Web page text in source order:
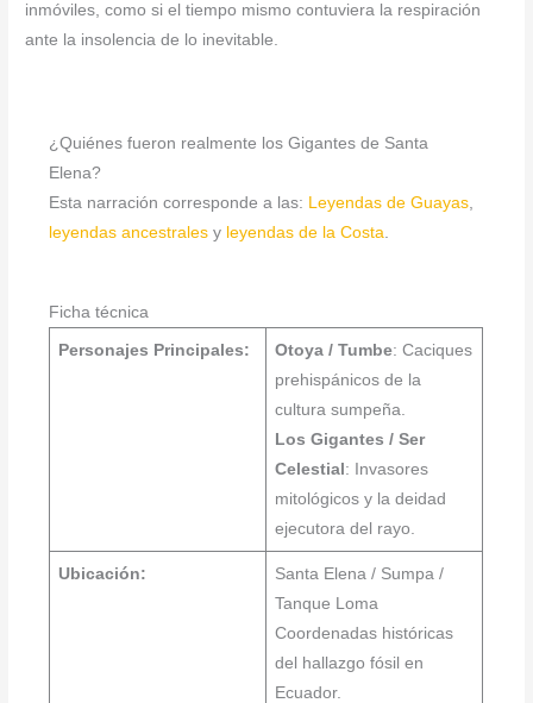
inmóviles, como si el tiempo mismo contuviera la respiración
ante la insolencia de lo inevitable.
¿Quiénes fueron realmente los Gigantes de Santa
Elena?
Esta narración corresponde a las:
Leyendas de Guayas
leyendas ancestrales y leyendas de la Costa
Ficha técnica
Personajes Principales: Otoya / Tumbe: Caciques
prehispánicos de la
cultura sumpeña.
Los Gigantes / Ser
Celestial : Invasores
mitológicos y la deidad
ejecutora del rayo.
Ubicación:
Santa Elena / Sumpa /
Tanque Loma
Coordenadas históricas
del hallazgo fósil en
Ecuador.